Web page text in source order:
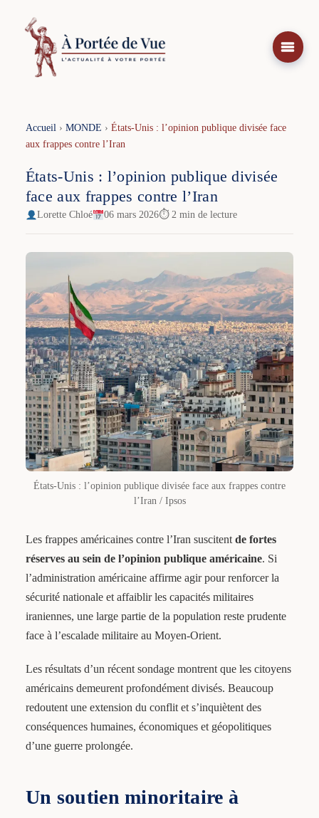
contenu
Accueil› MONDE › États-Unis : l’opinion publique divisée face
aux frappes contre l’Iran
États-Unis : l’opinion publique divisée
face aux frappes contre l’Iran
Lorette Chloé 06 mars 2026⏱ 2 min de lecture
États-Unis : l’opinion publique divisée face aux frappes contre
l’Iran / Ipsos
Les frappes américaines contre l’Iran suscitent de fortes
réserves au sein de l’opinion publique américaine. Si
l’administration américaine affirme agir pour renforcer la
sécurité nationale et affaiblir les capacités militaires
iraniennes, une large partie de la population reste prudente
face à l’escalade militaire au Moyen-Orient.
Les résultats d’un récent sondage montrent que les citoyens
américains demeurent profondément divisés. Beaucoup
redoutent une extension du conflit et s’inquiètent des
conséquences humaines, économiques et géopolitiques
d’une guerre prolongée.
Un soutien minoritaire à